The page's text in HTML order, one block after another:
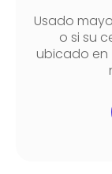
Usado
o si su
ubicado en